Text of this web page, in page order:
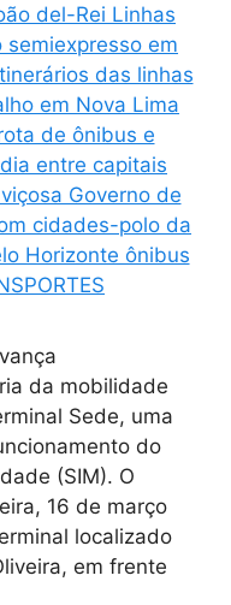
da mobilidade
Sede, uma
do
(SIM). O
16 de março
localizado
em frente